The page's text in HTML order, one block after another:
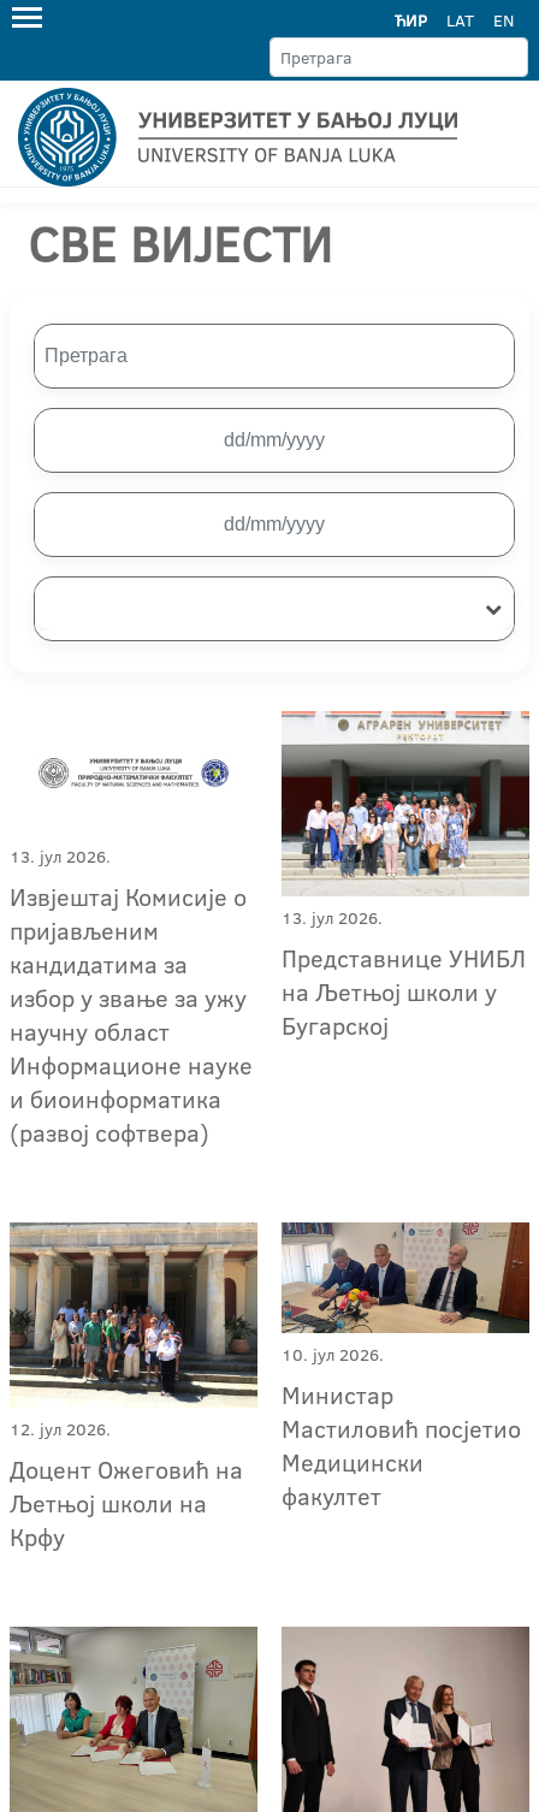
ЋИР LAT EN
СВЕ ВИЈЕСТИ
13. јул 2026.
Извјештај Комисије о
пријављеним
кандидатима за
избор у звање за ужу
научну област
Информационе науке
и биоинформатика
(развој софтвера)
13. јул 2026.
Представнице УНИБЛ
на Љетњој школи у
Бугарској
12. јул 2026.
Доцент Ожеговић на
Љетњој школи на
Крфу
10. јул 2026.
Министар
Мастиловић посјетио
Медицински
факултет